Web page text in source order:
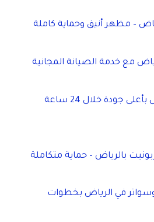
مع خدمة الصيانة المجانية
تركيب مظلات بالرياض بأعلى جودة خلال 24 ساعة
بالرياض – حماية متكاملة
في الرياض بخطوات